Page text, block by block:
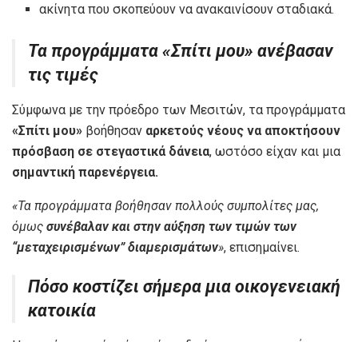
ακίνητα που σκοπεύουν να ανακαινίσουν σταδιακά.
Τα προγράμματα «Σπίτι μου» ανέβασαν
τις τιμές
Σύμφωνα με την πρόεδρο των Μεσιτών, τα προγράμματα
«Σπίτι μου» βοήθησαν αρκετούς νέους να αποκτήσουν
πρόσβαση σε στεγαστικά δάνεια, ωστόσο είχαν και μια
σημαντική παρενέργεια.
«Τα προγράμματα βοήθησαν πολλούς συμπολίτες μας,
όμως συνέβαλαν και στην αύξηση των τιμών των
“μεταχειρισμένων” διαμερισμάτων», επισημαίνει.
Πόσο κοστίζει σήμερα μια οικογενειακή
κατοικία